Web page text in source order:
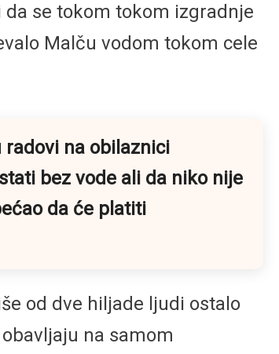
se tokom tokom izgradnje
Malču vodom tokom cele
na obilaznici
bez vode ali da niko nije
da će platiti
od dve hiljade ljudi ostalo
na samom